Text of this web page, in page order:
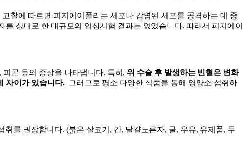
찰에 따르면 피지에이폴리는 세포나 감염된 세포를 공격하는 데 중
상대로 한 대규모의 임상시험 결과는 없었습니다. 따라서 피지에이
곤 등의 증상을 나타냅니다. 특히, 위 수술 후 발생하는 빈혈은 변화
차이가 있습니다. 그러므로 평소 다양한 식품을 통해 영양소 섭취하
를 권장합니다. (붉은 살코기, 간, 달걀노른자, 굴, 우유, 유제품, 두